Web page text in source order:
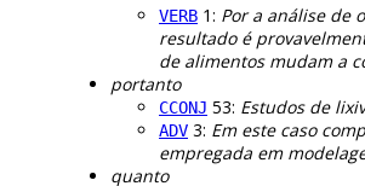
VERB 1: Por a análise de
resultado é
de alimentos mudam a
portanto
CCONJ 53: Estudos de
ADV 3: Em este caso
empregada em
quanto